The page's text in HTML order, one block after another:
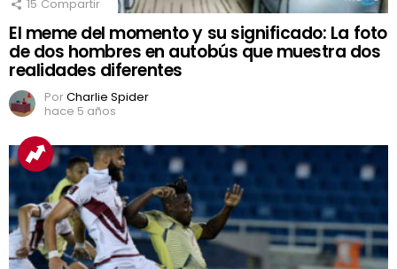
15 Compartir
El meme del momento y su significado: La foto
de dos hombres en autobús que muestra dos
realidades diferentes
PorCharlie Spider
hace 5 años